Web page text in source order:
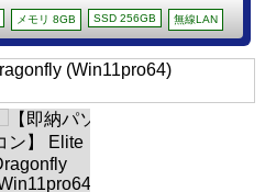
メモリ 8GB SSD 256GB 無線LAN